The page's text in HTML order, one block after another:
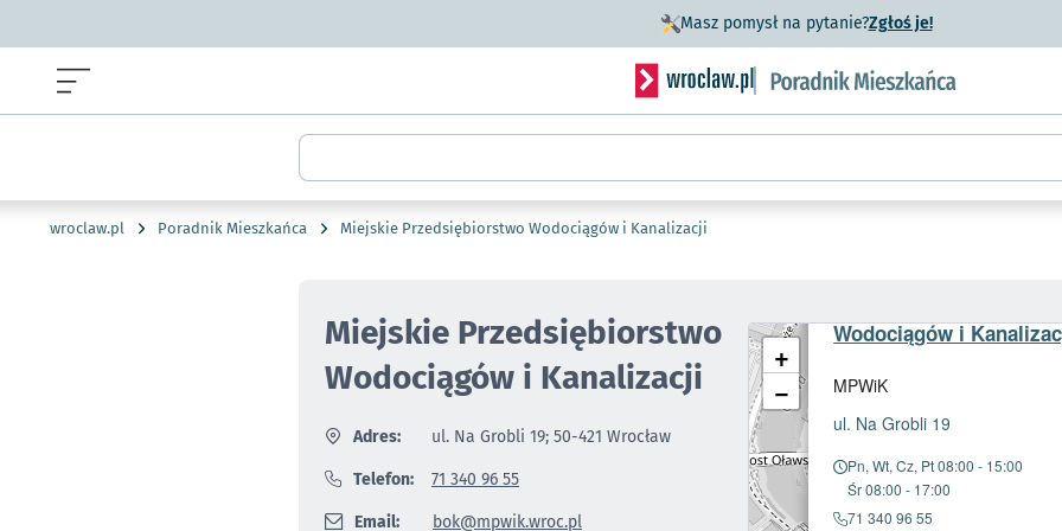
Masz pomysł na pytanie?Zgłoś je!- otworzy się w
Serwis informacyjny wroclaw.pl podserwis:
Wyszukiwarka
wroclaw.pl Poradnik Mieszkańca Miejskie Przedsiębiorstwo Wodociągów i Kanalizacji
Miejskie Przedsiębiorstwo
Wodociągów i Kanalizacji
Adres: ul. Na Grobli 19; 50-421 Wrocław
Telefon: 71 340 96 55
Email: bok@mpwik.wroc.pl
Wodociągów i
MPWiK
ul. Na Grobli 19
Pn, Wt, Cz, Pt 08:00 - 15:00
Śr 08:00 - 17:00
71 340 96 55
+
−